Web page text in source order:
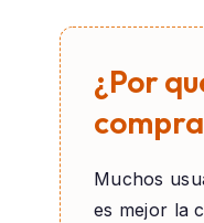
¿Por
Muchos
es mejor la